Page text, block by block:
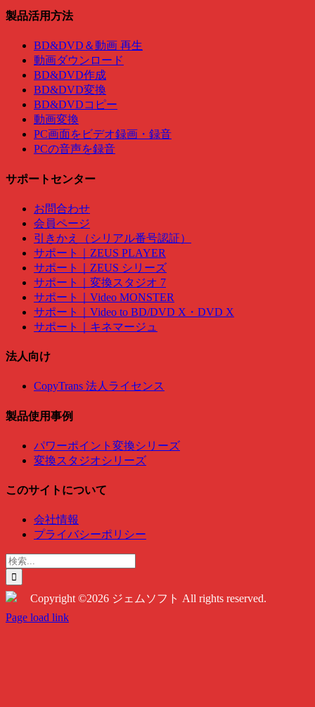
製品活用方法
BD&DVD＆動画 再生
動画ダウンロード
BD&DVD作成
BD&DVD変換
BD&DVDコピー
動画変換
PC画面をビデオ録画・録音
PCの音声を録音
サポートセンター
お問合わせ
会員ページ
引きかえ（シリアル番号認証）
サポート｜ZEUS PLAYER
サポート｜ZEUS シリーズ
サポート｜変換スタジオ 7
サポート｜Video MONSTER
サポート｜Video to BD/DVD X・DVD X
サポート｜キネマージュ
法人向け
CopyTrans 法人ライセンス
製品使用事例
パワーポイント変換シリーズ
変換スタジオシリーズ
このサイトについて
会社情報
プライバシーポリシー
検
索
…
Copyright ©2026 ジェムソフト All rights reserved.
Twitter
Instagram
Facebook
Page load link